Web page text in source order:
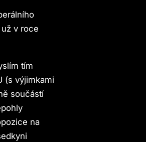
v roce
tím
(s výjimkami
součástí
na